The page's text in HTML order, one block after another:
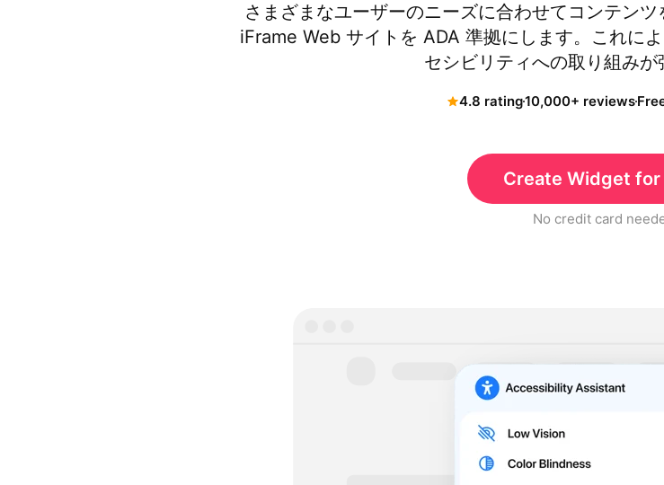
さまざまなユーザーのニーズに合わせてコンテンツ
iFrame Web サイトを ADA 準拠にします。これに
セシビリティへの取り組みが
4.8 rating10,000+ reviews
Create Widget for
No credit card